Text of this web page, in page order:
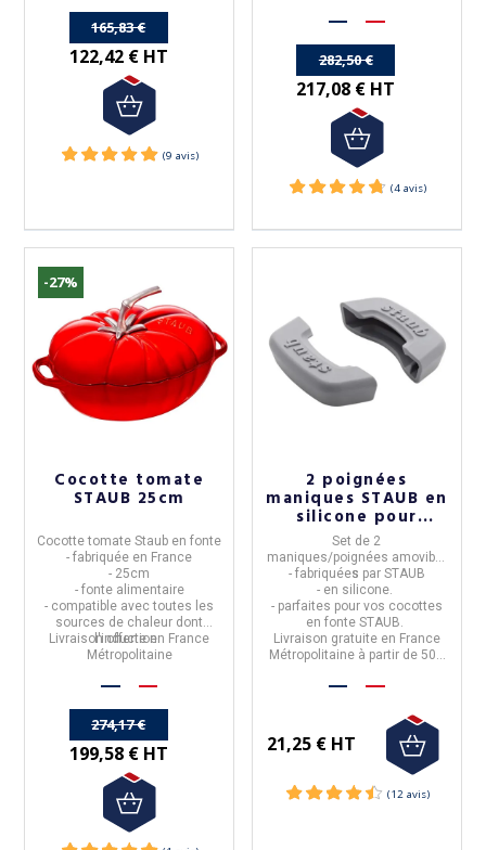
(5 avis)
165,83 €
122,42 € HT 282,50 €
217,08 € HT
-27%
Cocotte tomate
STAUB 25cm
Cocotte tomate Staub en fonte
- fabriquée en France
- 25cm
- fonte alimentaire
- compatible avec toutes les
sources de chaleur dont
l'induction.
Livraison offerte en France
Métropolitaine
274,17 €
199,58 € HT
2 poignées
maniques STAUB en
silicone pour
cocotte
Set de 2
maniques/poignées amovible
s
-fabriquées parSTAUB
- en silicone
- parfaites pour vos cocottes
en fonte STAUB.
Livraison gratuite en France
Métropolitaine à partir de 50€
21,25 € HT